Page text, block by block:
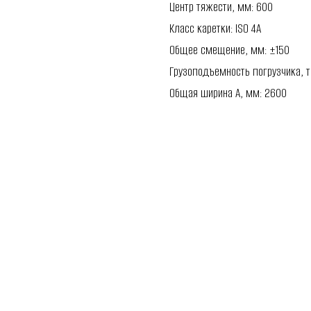
Центр тяжести, мм: 600
Класс каретки: ISO 4A
Общее смещение, мм: ±150
Грузоподъемность погрузчика,
Общая ширина A, мм: 2600